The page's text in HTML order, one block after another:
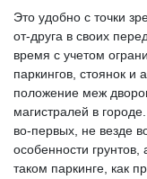
Это удобно с точки
от-друга в своих
время с учетом
паркингов, стоянок и
положение меж
магистралей в
во-первых, не везде
особенности грунтов,
таком паркинге, как